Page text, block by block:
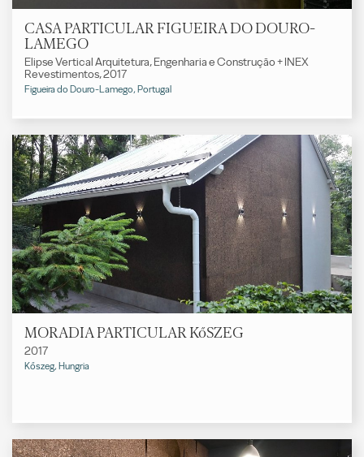
CASA PARTICULAR FIGUEIRA DO DOURO-
LAMEGO
Elipse Vertical Arquitetura, Engenharia e Construção + INEX
Revestimentos, 2017
Figueira do Douro-Lamego, Portugal
MORADIA PARTICULAR KőSZEG
2017
Kőszeg, Hungria